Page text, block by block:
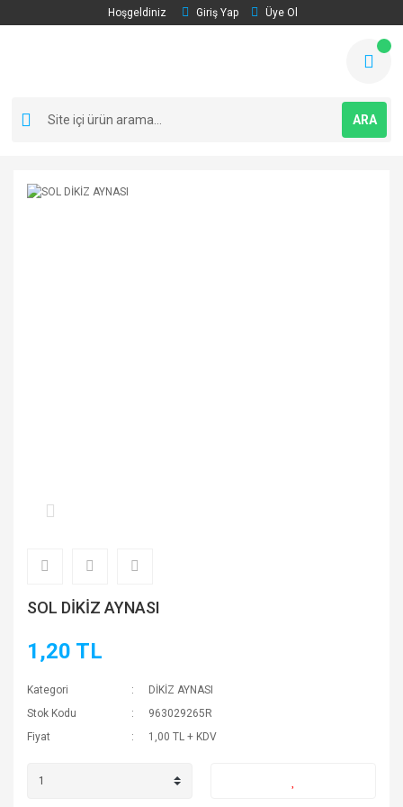
Hoşgeldiniz Giriş Yap Üye Ol
ARA
SOL DİKİZ AYNASI
1,20 TL
Kategori
DİKİZ AYNASI
Stok Kodu
963029265R
Fiyat
1,00 TL + KDV